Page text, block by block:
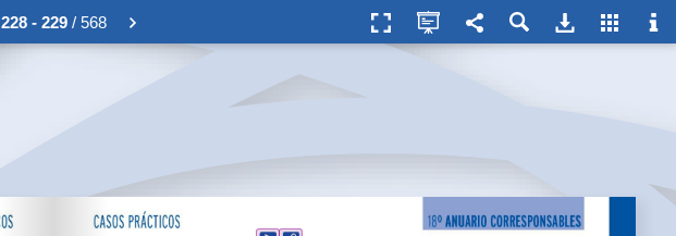
228 - 229/ 568